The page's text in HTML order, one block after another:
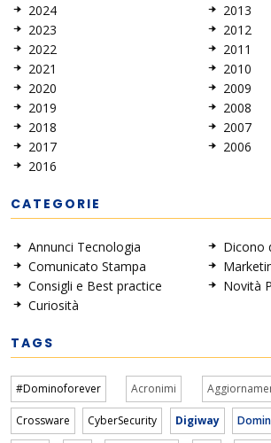
2024
2023
2022
2021
2020
2019
2018
2017
2016
2013
2012
2011
2010
2009
2008
2007
2006
CATEGORIE
Annunci Tecnologia
Comunicato Stampa
Consigli e Best practice
Curiosità
Dicono
Novità
TAGS
#Dominoforever Acronimi
Crossware CyberSecurity Digiway